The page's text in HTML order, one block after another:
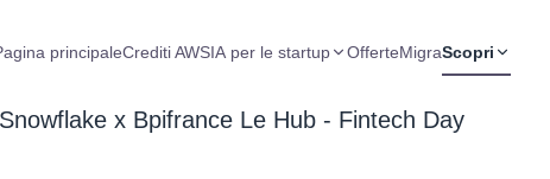
principaleCrediti AWSIA per le startup OfferteMigraScopri
x Bpifrance Le Hub - Fintech Day